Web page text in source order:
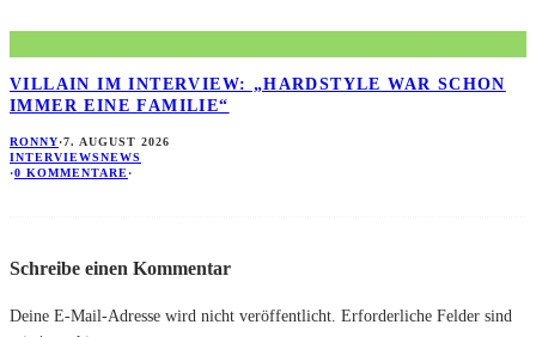
VILLAIN IM INTERVIEW: „HARDSTYLE WAR SCHON
IMMER EINE FAMILIE“
RONNY·7. AUGUST 2026
INTERVIEWSNEWS
·0 KOMMENTARE·
Schreibe einen Kommentar
Deine E-Mail-Adresse wird nicht veröffentlicht. Erforderliche Felder sind